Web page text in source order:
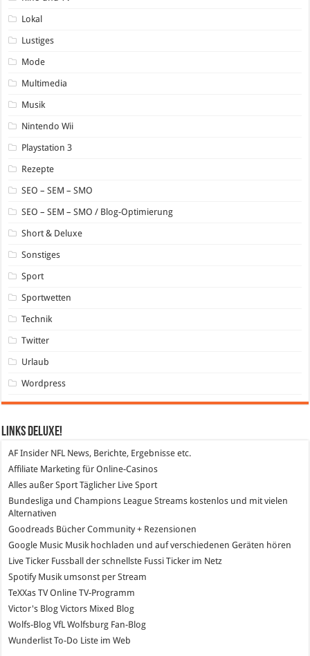
Lokal
Lustiges
Mode
Multimedia
Musik
Nintendo Wii
Playstation 3
Rezepte
SEO – SEM – SMO
SEO – SEM – SMO / Blog-Optimierung
Short & Deluxe
Sonstiges
Sport
Sportwetten
Technik
Twitter
Urlaub
Wordpress
Links DeLuXe!
AF Insider NFL News, Berichte, Ergebnisse etc.
Affiliate Marketing für Online-Casinos
Alles außer SportTäglicher Live Sport
Bundesliga und Champions League Streams kostenlos und mit vielen
Alternativen
Goodreads Bücher Community + Rezensionen
Google Music Musik hochladen und auf verschiedenen Geräten hören
Live Ticker Fussball
der schnellste Fussi Ticker im Netz
SpotifyMusik umsonst per Stream
TeXXas TVOnline TV-Programm
Victor's Blog Victors Mixed Blog
Wolfs-Blog VfL Wolfsburg Fan-Blog
WunderlistTo-Do Liste im Web